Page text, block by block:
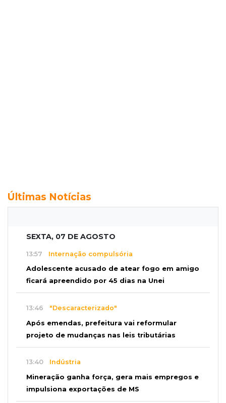
Últimas Notícias
SEXTA, 07 DE AGOSTO
13:57 Internação compulsória
Adolescente acusado de atear fogo em amigo
ficará apreendido por 45 dias na Unei
13:46 "Descaracterizado"
Após emendas, prefeitura vai reformular
projeto de mudanças nas leis tributárias
13:40 Indústria
Mineração ganha força, gera mais empregos e
impulsiona exportações de MS